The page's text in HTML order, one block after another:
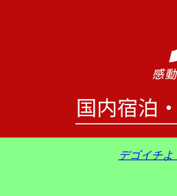
デゴイチよ